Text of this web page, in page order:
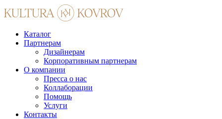
Каталог
Партнерам
Дизайнерам
Корпоративным партнерам
О компании
Пресса о нас
Коллаборации
Помощь
Услуги
Контакты